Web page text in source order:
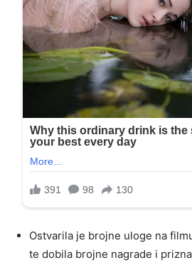
Ostvarila je brojne uloge na
te dobila brojne nagrade i